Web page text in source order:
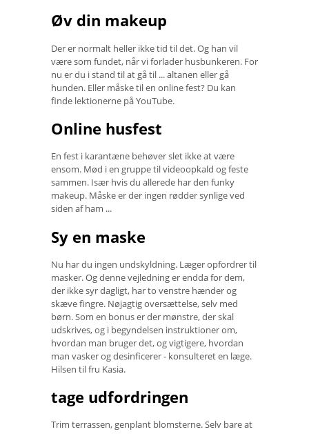
Øv din makeup
Der er normalt heller ikke tid til det. Og han vil
være som fundet, når vi forlader husbunkeren. For
nu er du i stand til at gå til ... altanen eller gå
hunden. Eller måske til en online fest? Du kan
finde lektionerne på YouTube.
Online husfest
En fest i karantæne behøver slet ikke at være
ensom. Mød i en gruppe til videoopkald og feste
sammen. Især hvis du allerede har den funky
makeup. Måske er der ingen rødder synlige ved
siden af ​​ham ...
Sy en maske
Nu har du ingen undskyldning. Læger opfordrer til
masker. Og denne vejledning er endda for dem,
der ikke syr dagligt, har to venstre hænder og
skæve fingre. Nøjagtig oversættelse, selv med
børn. Som en bonus er der mønstre, der skal
udskrives, og i begyndelsen instruktioner om,
hvordan man bruger det, og vigtigere, hvordan
man vasker og desinficerer - konsulteret en læge.
Hilsen til fru Kasia.
tage udfordringen
Trim terrassen, genplant blomsterne. Selv bare at